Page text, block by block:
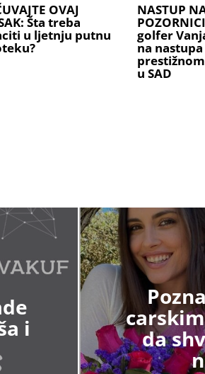
OVAJ
Šta treba
u ljetnju putnu
NASTUP
golfer
na nastupa
u SAD
i da